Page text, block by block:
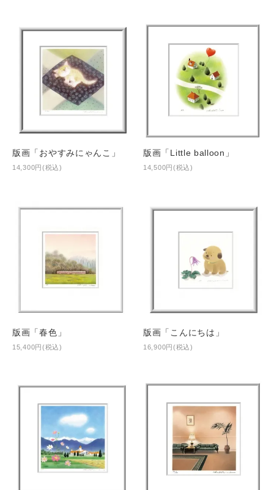
版画「おやすみにゃんこ」
14,300円(税込)
版画「Little balloon」
14,500円(税込)
版画「春色」
15,400円(税込)
版画「こんにちは」
16,900円(税込)